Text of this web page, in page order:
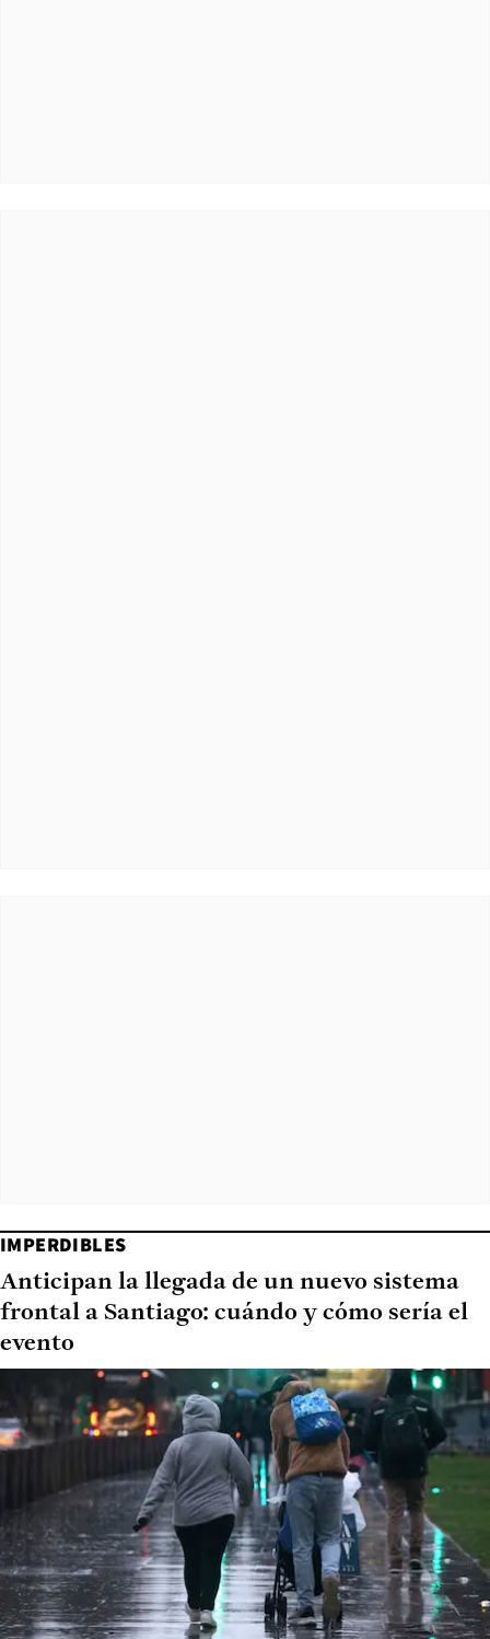
IMPERDIBLES
Anticipan la llegada de un nuevo sistema
frontal a Santiago: cuándo y cómo sería el
evento